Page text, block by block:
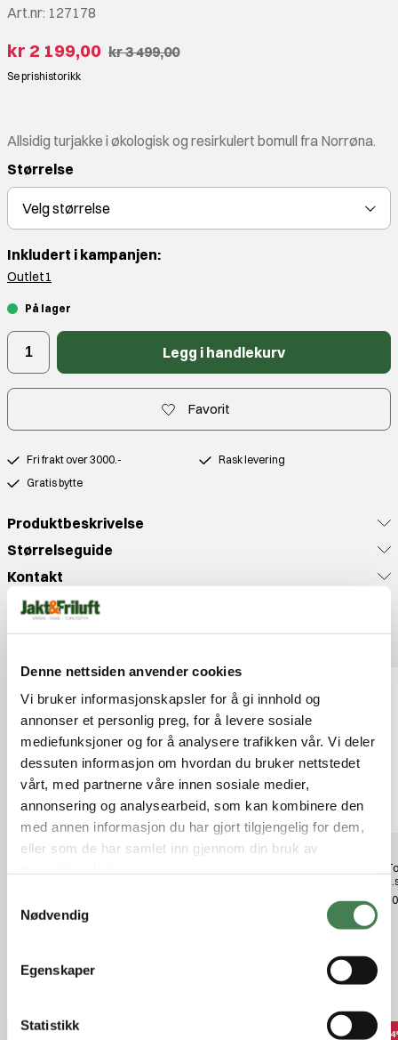
Denne nettsiden anvender cookies
Vi bruker informasjonskapsler for å gi innhold og
annonser et personlig preg, for å levere sosiale
mediefunksjoner og for å analysere trafikken vår. Vi deler
dessuten informasjon om hvordan du bruker nettstedet
vårt, med partnerne våre innen sosiale medier,
annonsering og analysearbeid, som kan kombinere den
med annen informasjon du har gjort tilgjengelig for dem,
eller som de har samlet inn gjennom din bruk av
Nødvendig
Egenskaper
Statistikk
Art.nr: 127178
kr 2 199,00 kr 3 499,00
Se prishistorikk
Allsidig turjakke i økologisk og resirkulert bomull fra Norrøna.
Størrelse
Velgstørrelse
Inkludert i kampanjen:
Outlet1
På lager
Legg i handlekurv
Favorit
Fri frakt over 3000.-
Rask levering
Gratis bytte
Produktbeskrivelse
Størrelseguide
Kontakt
Anmeldelser
Populære produkter
Sea
kr
37%